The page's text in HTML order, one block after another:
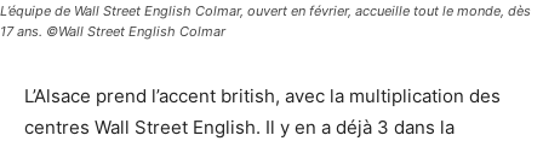
L’équipe de Wall Street English Colmar, ouvert en février, accueille tout le monde, dès
17 ans. ©Wall Street English Colmar
L’Alsace prend l’accent british, avec la multiplication des
centres Wall Street English. Il y en a déjà 3 dans la